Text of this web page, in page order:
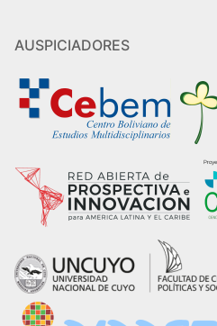
AUSPICIADORES